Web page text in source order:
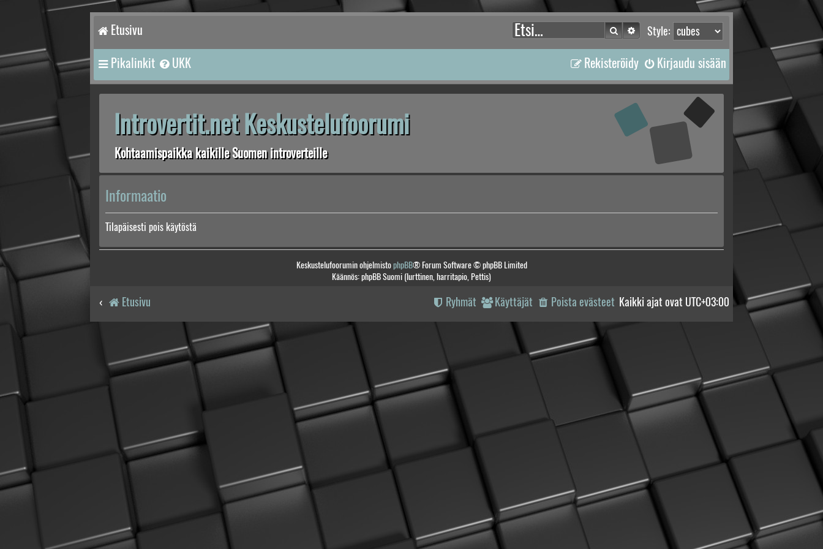
Etusivu Style:
Etsi Tarkennettu haku
Pikalinkit UKK Kirjaudu sisään
Rekisteröidy
Introvertit.net Keskustelufoorumi
Kohtaamispaikka kaikille Suomen introverteille
Informaatio
Tilapäisesti pois käytöstä
Keskustelufoorumin ohjelmistophpBB® Forum Software © phpBB Limited
Käännös: phpBB Suomi (lurttinen, harritapio, Pettis)
Etusivu Kaikki ajat ovat UTC+03:00
Poista evästeet
Käyttäjät
Ryhmät